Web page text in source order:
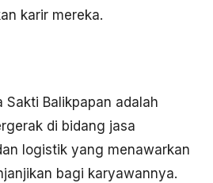
karir mereka.
Sakti Balikpapan adalah
di bidang jasa
logistik yang menawarkan
bagi karyawannya.